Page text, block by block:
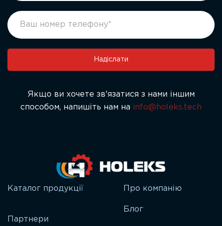
human,
leave
blank.
Надіслати
Якщо ви хочете зв'язатися з нами іншим
способом, напишіть нам на info@holeks.tech
Каталог продукції
Партнери
Про компанію
Блог